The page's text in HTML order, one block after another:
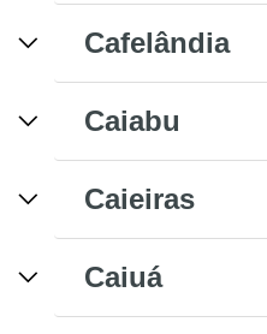
Cafelândia
Caiabu
Caieiras
Caiuá